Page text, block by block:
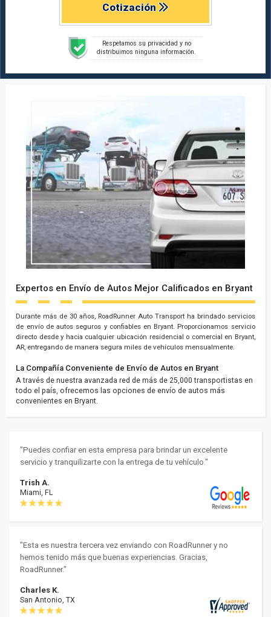
Cotización
Respetamos su privacidad y no
distribuimos ninguna información.
Expertos en Envío de Autos Mejor Calificados en Bryant
Durante más de 30 años, RoadRunner Auto Transport ha brindado servicios
de envío de autos seguros y confiables en Bryant. Proporcionamos servicio
directo desde y hacia cualquier ubicación residencial o comercial en Bryant,
AR, entregando de manera segura miles de vehículos mensualmente.
La Compañía Conveniente de Envío de Autos en Bryant
A través de nuestra avanzada red de más de 25,000 transportistas en
todo el país, ofrecemos las opciones de envío de autos más
convenientes en Bryant.
"Puedes confiar en esta empresa para brindar un excelente
servicio y tranquilizarte con la entrega de tu vehículo."
Trish A.
Miami, FL
"Esta es nuestra tercera vez enviando con RoadRunner y no
hemos tenido más que buenas experiencias. Gracias,
RoadRunner."
Charles K.
San Antonio, TX